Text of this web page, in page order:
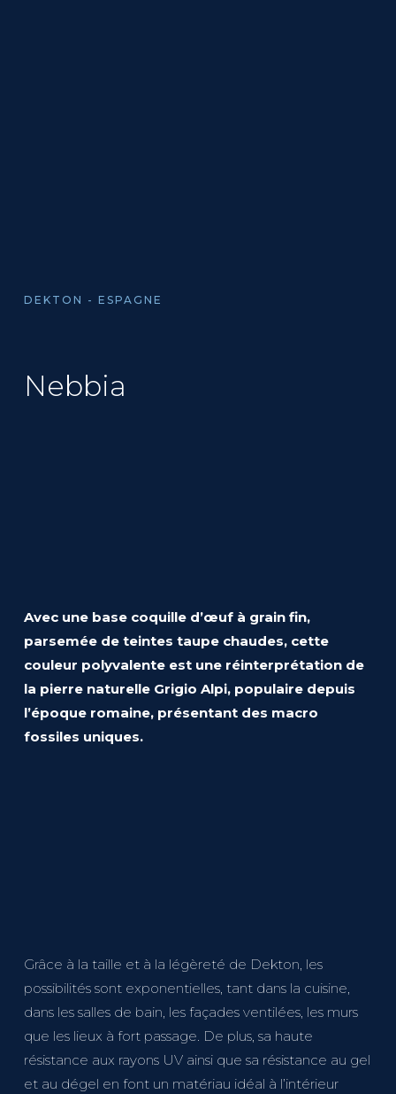
DEKTON - ESPAGNE
Nebbia
Avec une base coquille d’œuf à grain fin,
parsemée de teintes taupe chaudes, cette
couleur polyvalente est une réinterprétation de
la pierre naturelle Grigio Alpi, populaire depuis
l’époque romaine, présentant des macro
fossiles uniques.
Grâce à la taille et à la légèreté de Dekton, les
possibilités sont exponentielles, tant dans la cuisine,
dans les salles de bain, les façades ventilées, les murs
que les lieux à fort passage. De plus, sa haute
résistance aux rayons UV ainsi que sa résistance au gel
et au dégel en font un matériau idéal à l’intérieur